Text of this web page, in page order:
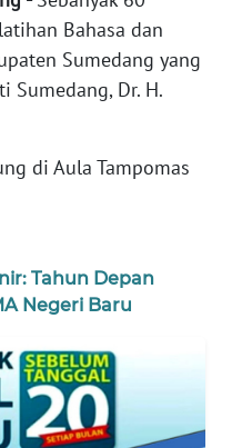
Bahasa dan
Sumedang yang
Sumedang, Dr. H.
di Aula Tampomas
Tahun Depan
Negeri Baru